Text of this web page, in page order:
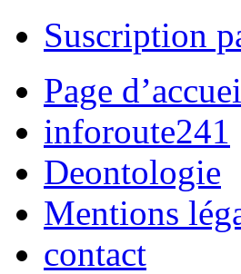
Suscription
Page
inforoute241
Deontologie
Mentions
contact